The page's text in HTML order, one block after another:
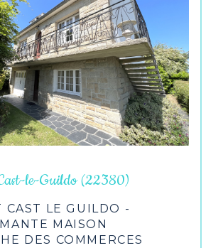
le-Guildo (22380)
CAST LE GUILDO -
MAISON
DES COMMERCES